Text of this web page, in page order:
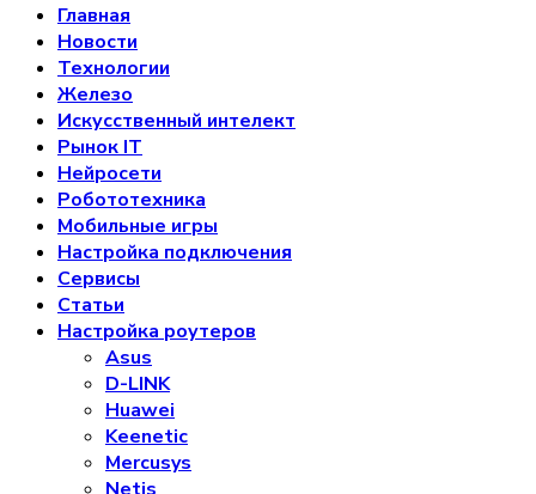
Главная
Новости
Технологии
Железо
Искусственный интелект
Рынок IT
Нейросети
Робототехника
Мобильные игры
Настройка подключения
Сервисы
Статьи
Настройка роутеров
Asus
D-LINK
Huawei
Keenetic
Mercusys